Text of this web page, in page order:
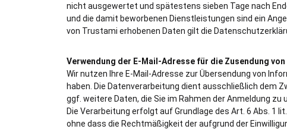
nicht ausgewertet und spätestens sieben Tage nach
und die damit beworbenen Dienstleistungen sind ein
von Trustami erhobenen Daten gilt die
Verwendung der E-Mail-Adresse für die Zusendung
Wir nutzen Ihre E-Mail-Adresse zur Übersendung von
haben. Die Datenverarbeitung dient ausschließlich dem
ggf. weitere Daten, die Sie im Rahmen der Anmeldung
Die Verarbeitung erfolgt auf Grundlage des Art. 6 Abs. 1
ohne dass die Rechtmäßigkeit der aufgrund der